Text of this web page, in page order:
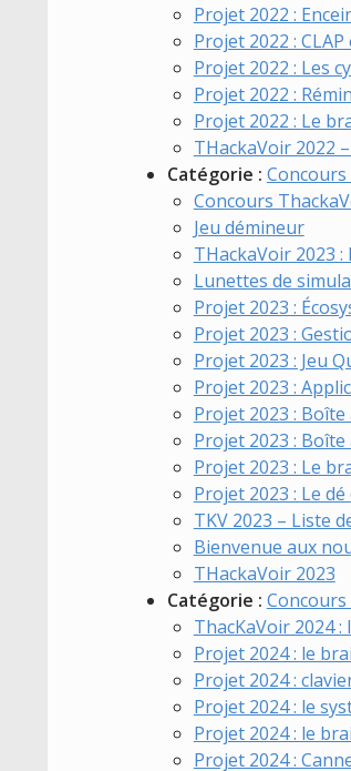
Projet 2022 :
Projet 2022 :
Projet 2022 : Les
Projet 2022 :
Projet 2022 : Le
THackaVoir 2022
Catégorie : Concours
Concours
Jeu démineur
THackaVoir 2023 :
Lunettes de
Projet 2023 :
Projet 2023 :
Projet 2023 : Jeu
Projet 2023 :
Projet 2023 :
Projet 2023 :
Projet 2023 : Le
Projet 2023 : Le
TKV 2023 – Liste
Bienvenue aux
THackaVoir 2023
Catégorie : Concours
ThacKaVoir 2024
Projet 2024 : le
Projet 2024 :
Projet 2024 : le
Projet 2024 : le
Projet 2024 :